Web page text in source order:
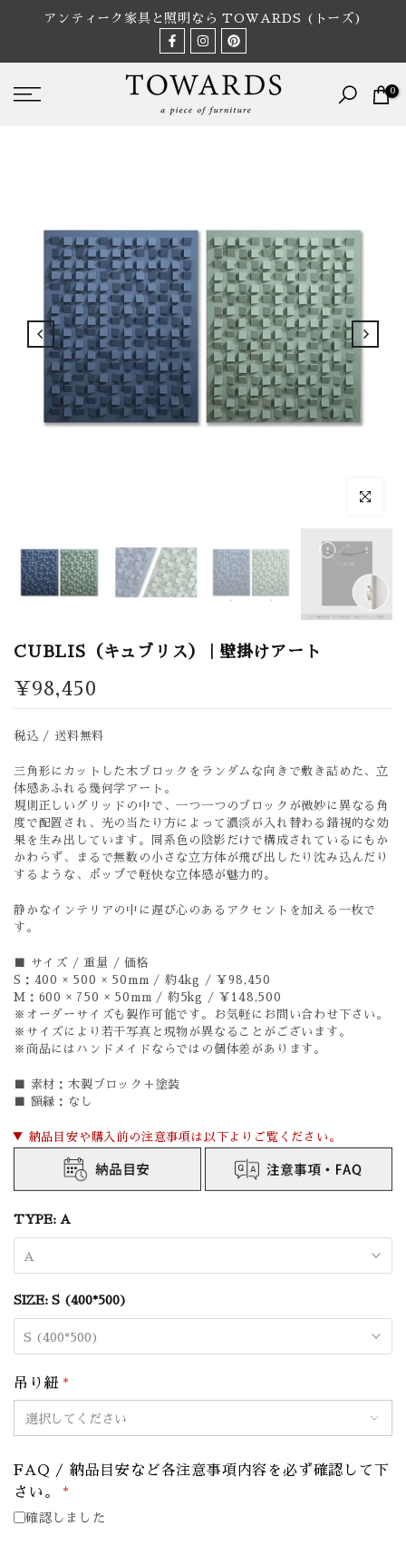
アンティーク家具と照明なら TOWARDS (トーズ)
0
拡大表示
CUBLIS（キュブリス） | 壁掛けアート
¥98,450
税込 / 送料無料
三角形にカットした木ブロックをランダムな向きで敷き詰めた、立
体感あふれる幾何学アート。
規則正しいグリッドの中で、一つ一つのブロックが微妙に異なる角
度で配置され、光の当たり方によって濃淡が入れ替わる錯視的な効
果を生み出しています。同系色の陰影だけで構成されているにもか
かわらず、まるで無数の小さな立方体が飛び出したり沈み込んだり
するような、ポップで軽快な立体感が魅力的。
静かなインテリアの中に遅び心のあるアクセントを加える一枚で
す。
■ サイズ / 重量 / 価格
S：400 × 500 × 50mm / 約4kg / ￥98,450
M：600 × 750 × 50mm / 約5kg / ￥148,500
※オーダーサイズも製作可能です。お気軽にお問い合わせ下さい。
※サイズにより若干写真と現物が異なることがございます。
※商品にはハンドメイドならではの個体差があります。
■ 素材：木製ブロック＋塗装
■ 額縁：なし
▼ 納品目安や購入前の注意事項は以下よりご覧ください。
TYPE: A
A
SIZE: S (400*500)
S (400*500)
吊り紐 *
FAQ / 納品目安など各注意事項内容を必ず確認して下
さい。
*
確認しました